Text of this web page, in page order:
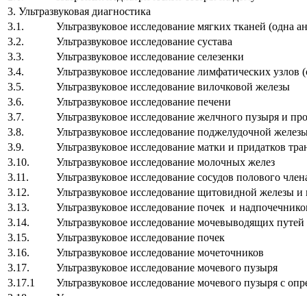
3. Ультразвуковая диагностика
3.1.
Ультразвуковое исследование мягких тканей (одна
3.2.
Ультразвуковое исследование сустава
3.3.
Ультразвуковое исследование селезенки
3.4.
Ультразвуковое исследование лимфатических узлов
3.5.
Ультразвуковое исследование вилочковой железы
3.6.
Ультразвуковое исследование печени
3.7.
Ультразвуковое исследование желчного пузыря и
3.8.
Ультразвуковое исследование поджелудочной
3.9.
Ультразвуковое исследование матки и придатков
3.10.
Ультразвуковое исследование молочных желез
3.11.
Ультразвуковое исследование сосудов полового
3.12.
Ультразвуковое исследование щитовидной железы
3.13.
Ультразвуковое исследование почек и
3.14.
Ультразвуковое исследование мочевыводящих путей
3.15.
Ультразвуковое исследование почек
3.16.
Ультразвуковое исследование мочеточников
3.17.
Ультразвуковое исследование мочевого пузыря
3.17.1
Ультразвуковое исследование мочевого пузыря с